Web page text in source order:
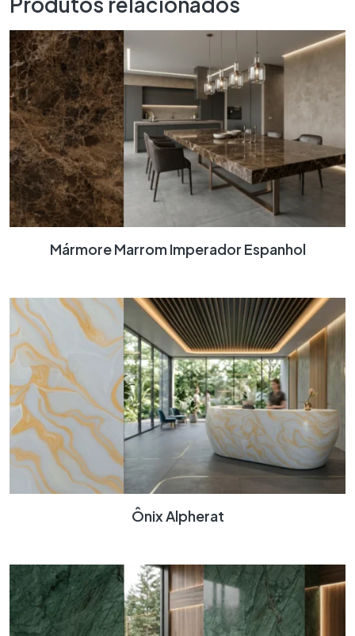
Mármore Marrom Imperador Espanhol
Ônix Alpherat